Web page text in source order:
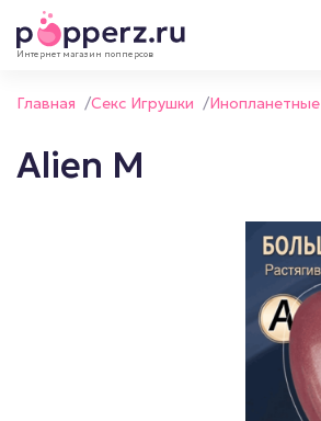
Интернет магазин попперсов
Главная /Секс Игрушки /Инопланетные
Alien M